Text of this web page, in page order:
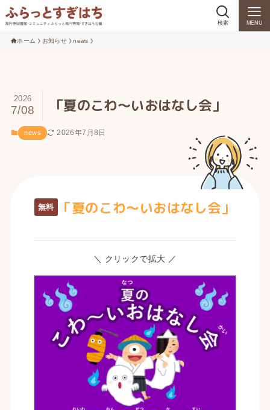
検索 MENU
ホーム お知らせ news
「夏のこわ～いおはなし会」
2026
7/08
news 2026年7月8日
無料 「夏のこわ～いおはなし会」
＼ クリックで拡大 ／